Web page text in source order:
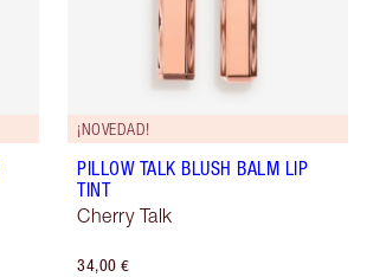
¡NOVEDAD!
PILLOW TALK BLUSH BALM LIP
TINT
Cherry Talk
34,00 €